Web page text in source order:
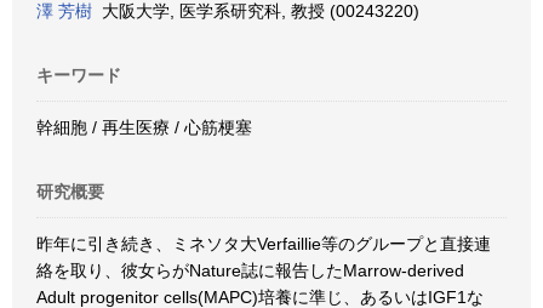
澤 芳樹 大阪大学, 医学系研究科, 教授 (00243220)
キーワード
幹細胞 / 再生医療 / 心筋梗塞
研究概要
昨年に引き続き、ミネソタ大Verfaillie等のグループと直接連
絡を取り、彼女らがNature誌に報告したMarrow-derived
Adult progenitor cells(MAPC)培養に準じ、あるいはIGF1な